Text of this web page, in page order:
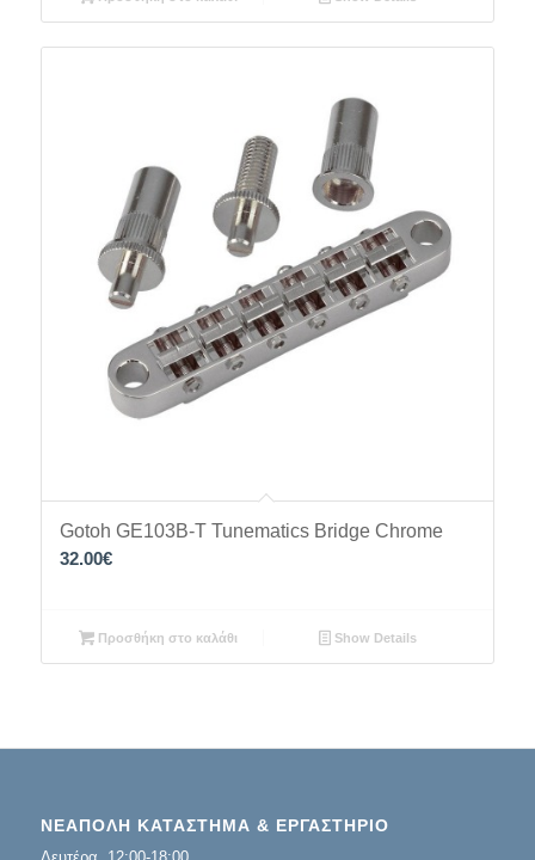
Gotoh GE103B-T Tunematics Bridge Chrome
32.00€
Προσθήκη στο καλάθι Show Details
ΝΕΑΠΟΛΗ ΚΑΤΑΣΤΗΜΑ & ΕΡΓΑΣΤΗΡΙΟ